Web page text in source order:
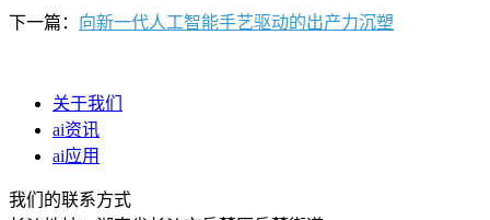
下一篇： 向新一代人工智能手艺驱动的出产力沉塑
关于我们
ai资讯
ai应用
我们的联系方式